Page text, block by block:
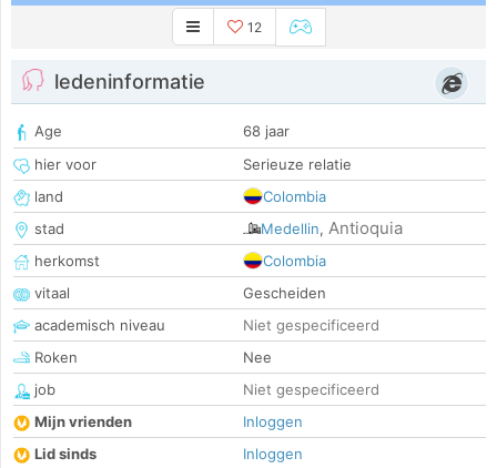
12
ledeninformatie
Age
68 jaar
hier voor
Serieuze relatie
land
Colombia
stad
Medellin, Antioquia
herkomst
Colombia
vitaal
Gescheiden
academisch niveau
Niet gespecificeerd
Roken
Nee
job
Niet gespecificeerd
Mijn vrienden
Inloggen
Lid sinds
Inloggen